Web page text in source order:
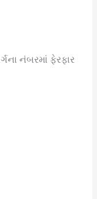
નંબરમાં ફેરફાર